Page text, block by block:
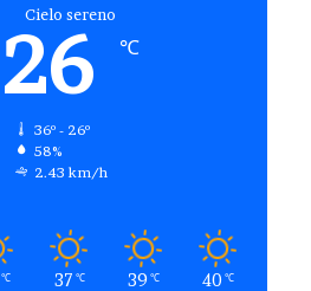
Cielo sereno
26 ℃
36º - 26º
58%
2.43 km/h
℃ 37 ℃ 39 ℃ 40 ℃